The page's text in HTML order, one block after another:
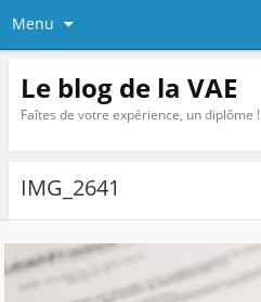
Menu
Le blog de la VAE
Faîtes de votre expérience, un diplôme !
IMG_2641